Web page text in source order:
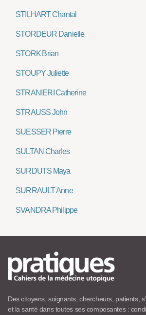
STILHART Chantal
STORDEUR Danielle
STORK Brian
STOUPY Juliette
STRANIERI Catherine
STRAUSS John
SUESSER Pierre
SULTAN Charles
SURDUTS Maya
SURRAULT Anne
SVANDRA Philippe
Des citoyens, soignants, chercheurs, patients,
et la santé dans toutes ses composantes :